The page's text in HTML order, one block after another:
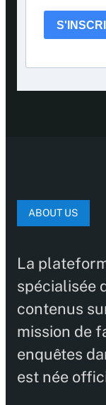
ABOUT US
La
spécialisée
contenus
mission de
enquêtes
est née